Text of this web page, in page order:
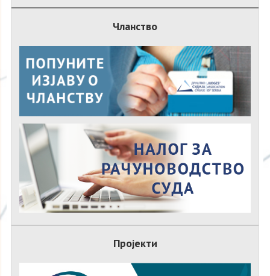
Чланство
Пројекти